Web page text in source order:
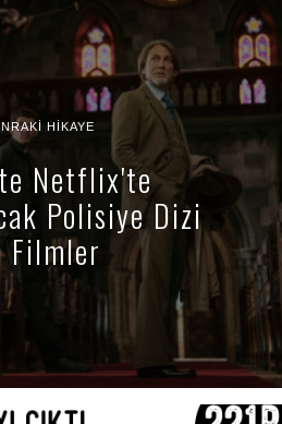
HIKAYE
Netflix'te
Polisiye Dizi
Filmler